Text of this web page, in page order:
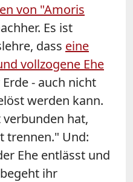
von "Amoris
Es ist
dass eine
vollzogene Ehe
- auch nicht
werden kann.
verbunden hat,
trennen." Und:
Ehe entlässt und
ihr